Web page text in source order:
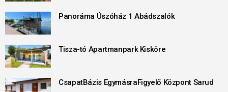
Panoráma Úszóház 1 Abádszalók
Tisza-tó Apartmanpark Kisköre
CsapatBázis EgymásraFigyelő Központ Sarud